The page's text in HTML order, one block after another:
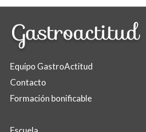
Equipo GastroActitud
Contacto
Formación bonificable